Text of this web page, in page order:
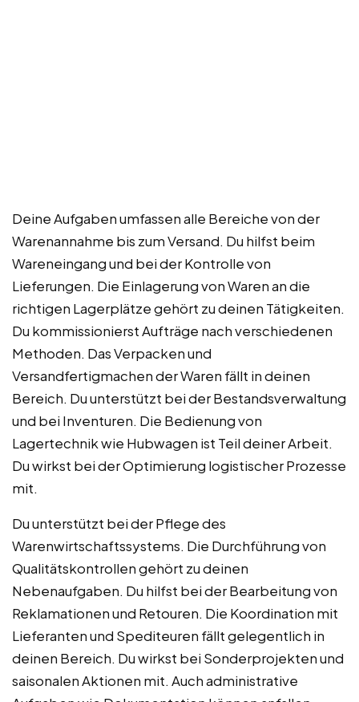
Deine Aufgaben umfassen alle Bereiche von der
Warenannahme bis zum Versand. Du hilfst beim
Wareneingang und bei der Kontrolle von
Lieferungen. Die Einlagerung von Waren an die
richtigen Lagerplätze gehört zu deinen Tätigkeiten.
Du kommissionierst Aufträge nach verschiedenen
Methoden. Das Verpacken und
Versandfertigmachen der Waren fällt in deinen
Bereich. Du unterstützt bei der Bestandsverwaltung
und bei Inventuren. Die Bedienung von
Lagertechnik wie Hubwagen ist Teil deiner Arbeit.
Du wirkst bei der Optimierung logistischer Prozesse
mit.
Du unterstützt bei der Pflege des
Warenwirtschaftssystems. Die Durchführung von
Qualitätskontrollen gehört zu deinen
Nebenaufgaben. Du hilfst bei der Bearbeitung von
Reklamationen und Retouren. Die Koordination mit
Lieferanten und Spediteuren fällt gelegentlich in
deinen Bereich. Du wirkst bei Sonderprojekten und
saisonalen Aktionen mit. Auch administrative